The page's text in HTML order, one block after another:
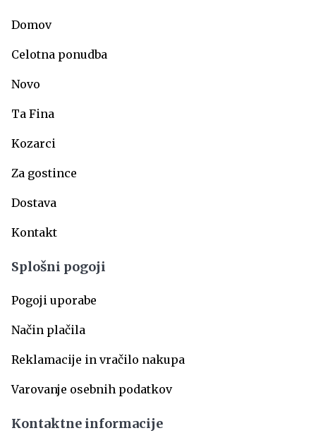
Domov
Celotna ponudba
Novo
Ta Fina
Kozarci
Za gostince
Dostava
Kontakt
Splošni pogoji
Pogoji uporabe
Način plačila
Reklamacije in vračilo nakupa
Varovanje osebnih podatkov
Kontaktne informacije